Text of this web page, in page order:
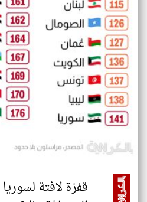
قفزة لافتة